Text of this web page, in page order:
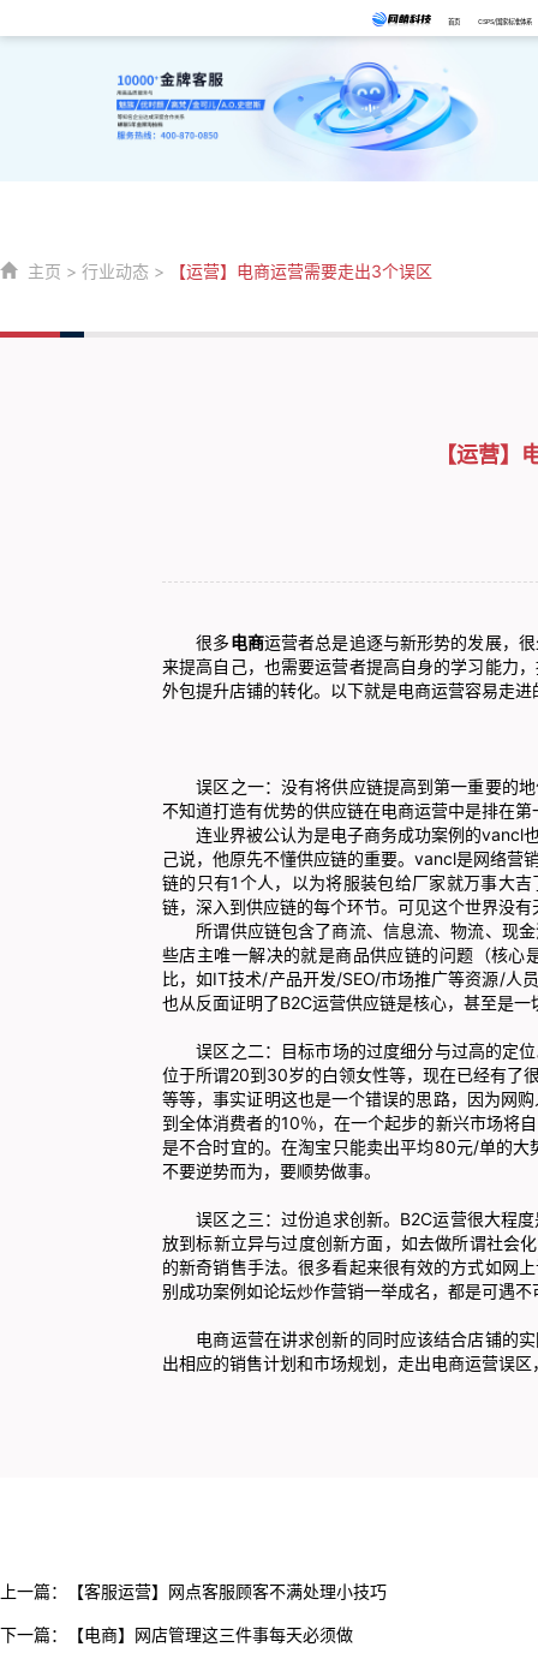
首页 CSPS/国家标准体系
主页 > 行业动态 > 【运营】电商运营需要走出3个误区
【运营】
很多电商运营者总是追逐与新形势的发展，
来提高自己，也需要运营者提高自身的学习能力
外包提升店铺的转化。以下就是电商运营容易走
误区之一：没有将供应链提高到第一重要的地
不知道打造有优势的供应链在电商运营中是排在第
连业界被公认为是电子商务成功案例的vancl也
己说，他原先不懂供应链的重要。vancl是网络营
链的只有1个人，以为将服装包给厂家就万事大
链，深入到供应链的每个环节。可见这个世界没
所谓供应链包含了商流、信息流、物流、现金
些店主唯一解决的就是商品供应链的问题（核心
比，如IT技术/产品开发/SEO/市场推广等资源/人
也从反面证明了B2C运营供应链是核心，甚至是一
误区之二：目标市场的过度细分与过高的定位
位于所谓20到30岁的白领女性等，现在已经有了
等等，事实证明这也是一个错误的思路，因为网
到全体消费者的10％，在一个起步的新兴市场将
是不合时宜的。在淘宝只能卖出平均80元/单的
不要逆势而为，要顺势做事。
误区之三：过份追求创新。B2C运营很大程度
放到标新立异与过度创新方面，如去做所谓社会
的新奇销售手法。很多看起来很有效的方式如网
别成功案例如论坛炒作营销一举成名，都是可遇
电商运营在讲求创新的同时应该结合店铺的实
出相应的销售计划和市场规划，走出电商运营误
上一篇： 【客服运营】网点客服顾客不满处理小技巧
下一篇： 【电商】网店管理这三件事每天必须做